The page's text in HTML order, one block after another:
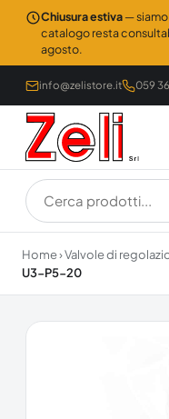
Chiusura estiva— siamo
catalogo resta
agosto.
info@zelistore.it 059
Home›Valvole di
U3-P5-20